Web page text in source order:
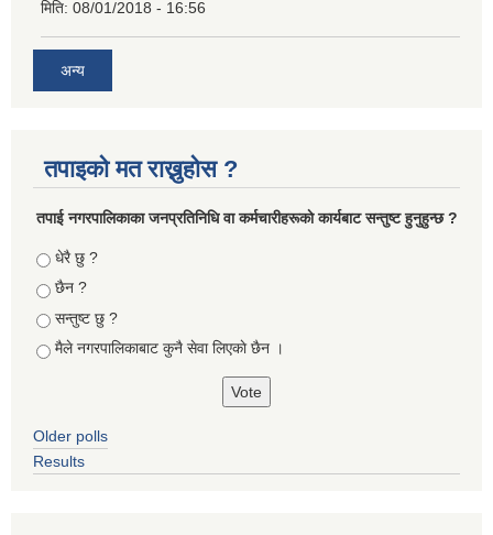
मिति: 08/01/2018 - 16:56
अन्य
तपाइको मत राख्नुहोस ?
तपा‌ई नगरपालिकाका जनप्रतिनिधि वा कर्मचारीहरूकाे कार्यबाट सन्तुष्ट हुनुहुन्छ ?
Choices
धेरै छु ?
छैन ?
सन्तुष्ट छु ?
मैले नगरपालिकाबाट कुनै सेवा लिएकाे छैन ।
Older polls
Results